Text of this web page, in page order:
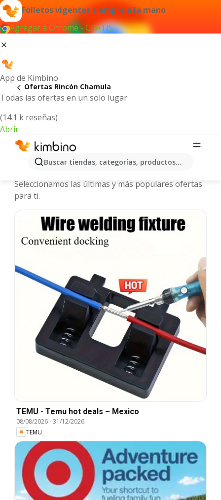
Folletos vigentes siempre a la mano
Agregar a Chrome - GRATIS
App de Kimbino
Todas las ofertas en un solo lugar
(14.1 k reseñas)
Abrir
Buscar tiendas, categorías, productos...
Ofertas Rincón Chamula
Rincón Chamula - Folletos y ofertas
Seleccionamos las últimas y más populares ofertas
para ti.
TEMU - Temu hot deals – Mexico
08/08/2026-31/12/2026
TEMU